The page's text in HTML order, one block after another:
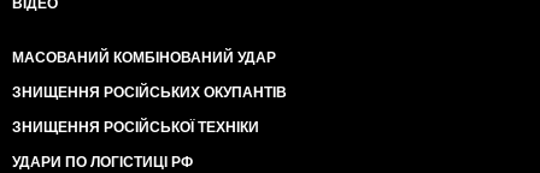
ВІДЕО
МАСОВАНИЙ КОМБІНОВАНИЙ УДАР
ЗНИЩЕННЯ РОСІЙСЬКИХ ОКУПАНТІВ
ЗНИЩЕННЯ РОСІЙСЬКОЇ ТЕХНІКИ
УДАРИ ПО ЛОГІСТИЦІ РФ